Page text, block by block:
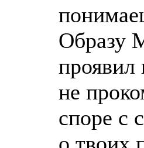
Образу
проявил
не
споре с